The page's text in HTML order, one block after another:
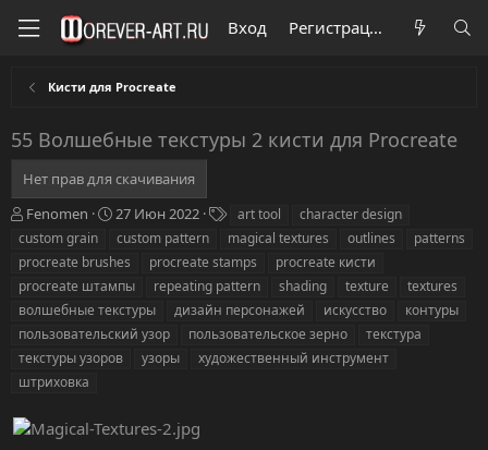
Вход Регистрация
Кисти для Procreate
55 Волшебные текстуры 2 кисти для Procreate
Нет прав для скачивания
А
в
о
р
Fenomen
Д
а
а
с
о
з
я
27 Июн 2022
е
и
art tool
character design
custom grain
custom pattern magical textures outlines
patterns
procreate brushes
procreate stamps
procreate кисти
procreate штампы
repeating pattern shading texture
textures
волшебные текстуры
дизайн персонажей искусство
контуры
пользовательский узор
пользовательское зерно
текстура
текстуры узоров
узоры
художественный инструмент
штриховка